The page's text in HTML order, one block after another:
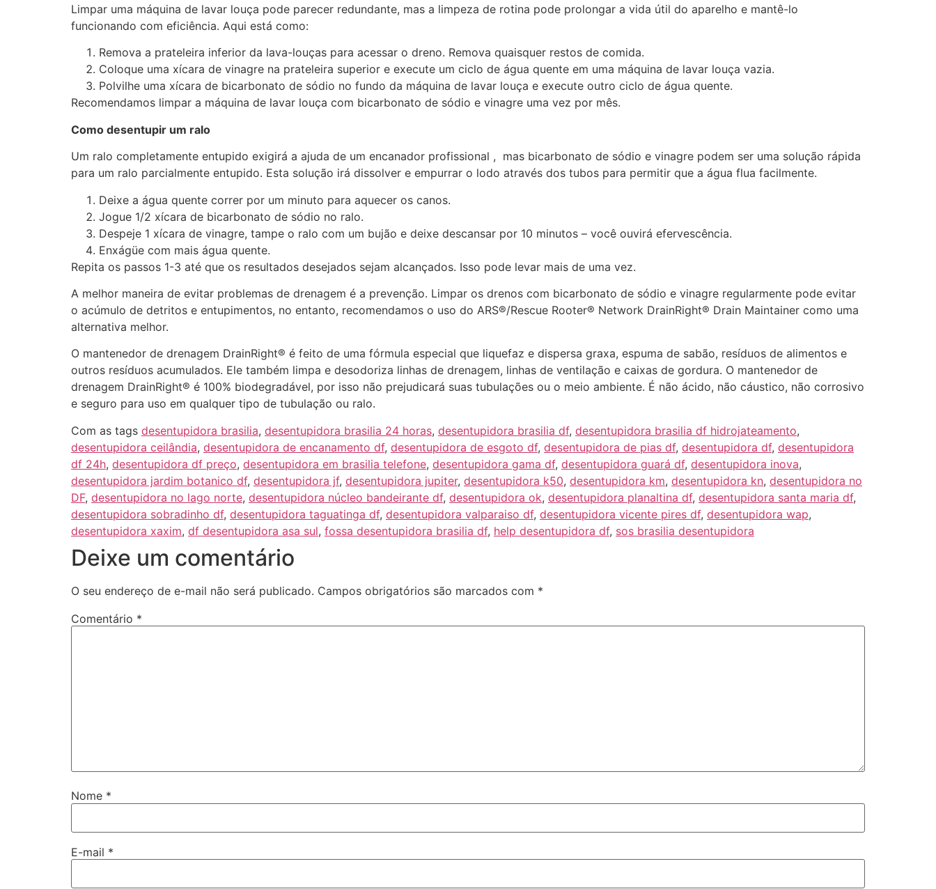
Limpar uma máquina de lavar louça pode parecer redundante, mas a limpeza de rotina pode prolongar a vida útil do aparelho e mantê-lo
funcionando com eficiência. Aqui está como:
Remova a prateleira inferior da lava-louças para acessar o dreno. Remova quaisquer restos de comida.
Coloque uma xícara de vinagre na prateleira superior e execute um ciclo de água quente em uma máquina de lavar louça vazia.
Polvilhe uma xícara de bicarbonato de sódio no fundo da máquina de lavar louça e execute outro ciclo de água quente.
Recomendamos limpar a máquina de lavar louça com bicarbonato de sódio e vinagre uma vez por mês.
Como desentupir um ralo
Um ralo completamente entupido exigirá a ajuda de um encanador profissional , mas bicarbonato de sódio e vinagre podem ser uma solução rápida
para um ralo parcialmente entupido. Esta solução irá dissolver e empurrar o lodo através dos tubos para permitir que a água flua facilmente.
Deixe a água quente correr por um minuto para aquecer os canos.
Jogue 1/2 xícara de bicarbonato de sódio no ralo.
Despeje 1 xícara de vinagre, tampe o ralo com um bujão e deixe descansar por 10 minutos – você ouvirá efervescência.
Enxágüe com mais água quente.
Repita os passos 1-3 até que os resultados desejados sejam alcançados. Isso pode levar mais de uma vez.
A melhor maneira de evitar problemas de drenagem é a prevenção. Limpar os drenos com bicarbonato de sódio e vinagre regularmente pode evitar
o acúmulo de detritos e entupimentos, no entanto, recomendamos o uso do ARS®/Rescue Rooter® Network DrainRight® Drain Maintainer como uma
alternativa melhor.
O mantenedor de drenagem DrainRight® é feito de uma fórmula especial que liquefaz e dispersa graxa, espuma de sabão, resíduos de alimentos e
outros resíduos acumulados. Ele também limpa e desodoriza linhas de drenagem, linhas de ventilação e caixas de gordura. O mantenedor de
drenagem DrainRight® é 100% biodegradável, por isso não prejudicará suas tubulações ou o meio ambiente. É não ácido, não cáustico, não corrosivo
e seguro para uso em qualquer tipo de tubulação ou ralo.
Com as tags desentupidora brasilia, desentupidora brasilia 24 horas, desentupidora brasilia df, desentupidora brasilia df hidrojateamento,
desentupidora ceilândia, desentupidora de encanamento df, desentupidora de esgoto df, desentupidora de pias df, desentupidora df, desentupidora
df 24h, desentupidora df preço, desentupidora em brasilia telefone, desentupidora gama df, desentupidora guará df, desentupidora inova,
desentupidora jardim botanico df, desentupidora jf, desentupidora jupiter, desentupidora k50, desentupidora km, desentupidora kn, desentupidora no
DF, desentupidora no lago norte, desentupidora núcleo bandeirante df, desentupidora ok, desentupidora planaltina df, desentupidora santa maria df,
desentupidora sobradinho df, desentupidora taguatinga df, desentupidora valparaiso df, desentupidora vicente pires df, desentupidora wap,
desentupidora xaxim, df desentupidora asa sul, fossa desentupidora brasilia df, help desentupidora df, sos brasilia desentupidora
Deixe um comentário
O seu endereço de e-mail não será publicado. Campos obrigatórios são marcados com *
Comentário *
Nome *
E-mail *